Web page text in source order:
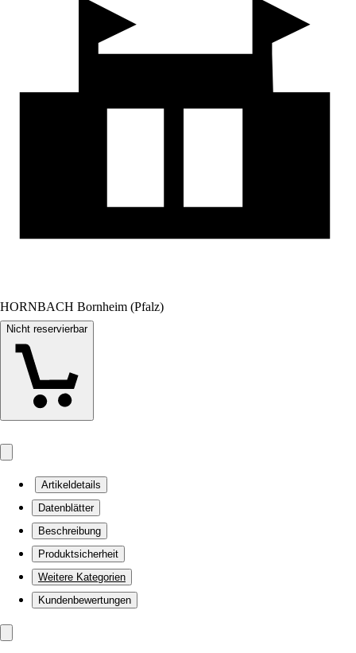
HORNBACH Bornheim (Pfalz)
Nicht reservierbar
Artikeldetails
Datenblätter
Beschreibung
Produktsicherheit
Weitere Kategorien
Kundenbewertungen